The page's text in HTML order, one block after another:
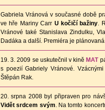
Gabriela Vránová v současné době
ve hře Mariny Carr U kočičí bažiny.
Vránové také Stanislava Zindulku,
Dadáka a další. Premiéra je
19. 3. 2009 se uskutečnil v kině MAT
s poezií Gabriely Vránové.
Štěpán Rak.
20. srpna 2008 byl připraven pro
Vidět srdcem svým. Na tomto